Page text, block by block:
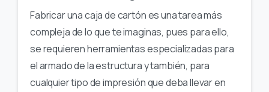
Fabricar una caja de cartón es una tarea más
compleja de lo que te imaginas, pues para ello,
se requieren herramientas especializadas para
el armado de la estructura y también, para
cualquier tipo de impresión que deba llevar en